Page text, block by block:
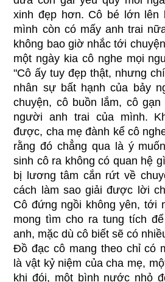
xinh đẹp hơn. Cô bé lớn lên
mình còn có mấy anh trai
không bao giờ nhắc tới
một ngày kia cô nghe mọi
"Cô ấy tuy đẹp thật, nhưng
nhân sự bất hạnh của bảy
chuyện, cô buồn lắm, cô
người anh trai của mình.
được, cha mẹ đành kể cô
rằng đó chẳng qua là ý
sinh cô ra không có quan hệ
bị lương tâm cắn rứt về
cách làm sao giải được lời
Cô đứng ngồi không yên, tới
mong tìm cho ra tung tích
anh, mặc dù cô biết sẽ có
Đồ đạc cô mang theo chỉ có
là vật kỷ niệm của cha mẹ,
khi đói, một bình nước nhỏ